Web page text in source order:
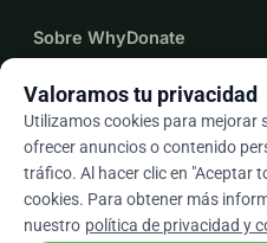
Sobre WhyDonate
Comisiones
Contáctanos
Más recursosexpand_more
Valoramos tu privacidad
Utilizamos cookies para mejorar
ofrecer anuncios o contenido
tráfico. Al hacer clic en "Aceptar
cookies. Para obtener más
nuestro política de privacidad y